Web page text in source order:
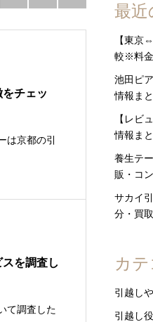
チェッ
は京都の引
を調査し
て調査した
最近
【東京
較※料
池田ピ
情報まと
【レビ
情報まと
養生テ
販・コ
サカイ
分・買
カ
引越し
引越し